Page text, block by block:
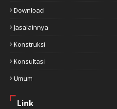
Download
Jasalainnya
Konstruksi
Konsultasi
Umum
Link